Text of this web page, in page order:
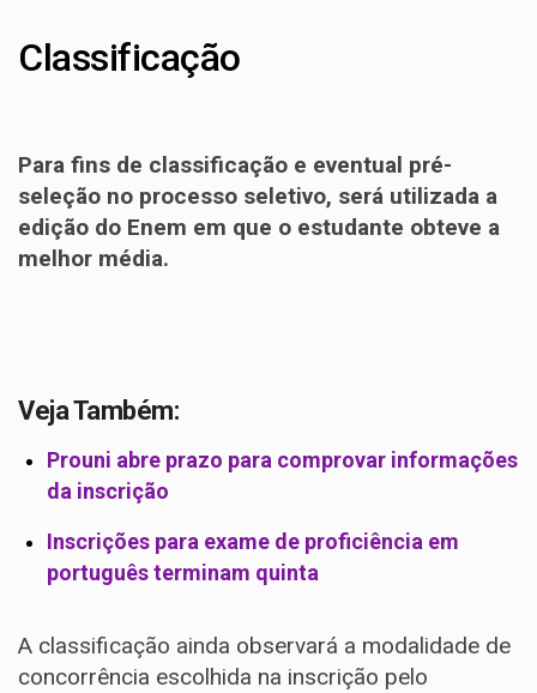
Classificação
Para fins de classificação e eventual pré-
seleção no processo seletivo, será utilizada a
edição do Enem em que o estudante obteve a
melhor média.
Veja Também:
Prouni abre prazo para comprovar informações
da inscrição
Inscrições para exame de proficiência em
português terminam quinta
A classificação ainda observará a modalidade de
concorrência escolhida na inscrição pelo